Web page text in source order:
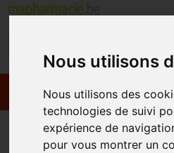
Nous utilisons
Nous utilisons des
technologies de suivi
expérience de
pour vous montrer un
Promos
Rechercher